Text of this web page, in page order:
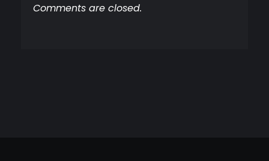
Comments are closed.